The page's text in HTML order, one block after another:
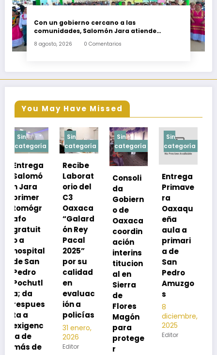
Con un gobierno cercano a las
comunidades, Salomón Jara atiende
Tenango
8 agosto, 2026 0 Comentarios
You May Have Missed
Sin
categoría
Recibe
Laborat
orio del
C3
Oaxaca
“Galard
ón Rey
Pacal
2025”
por su
calidad
en
evaluac
ión a
policías
31 enero,
2026
Editor
Sin
categoría
Consoli
da
Gobiern
o de
Oaxaca
coordin
ación
interins
titucion
al en
Sierra
de
Flores
Magón
para
protege
r
Sin
categoría
Entrega
Primave
ra
Oaxaqu
eña
aula a
primari
a de
San
Pedro
Amuzgo
s
8
diciembre,
2025
Editor
Sin
categoría
Exhorta
SSO a
vacuna
rse de
neumoc
oco
para
preveni
r la
neumon
ía
2025
Editor